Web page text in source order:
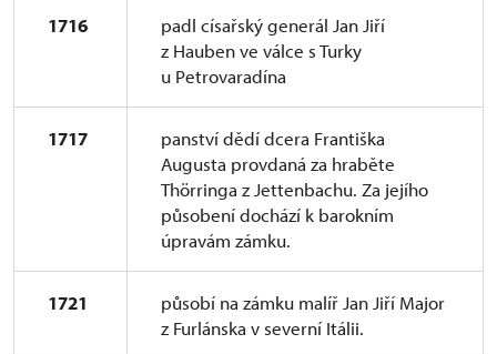
1716
padl císařský generál Jan Jiří
z Hauben ve válce s Turky
u Petrovaradína
1717
panství dědí dcera Františka
Augusta provdaná za hraběte
Thörringa z Jettenbachu. Za jejího
působení dochází k barokním
úpravám zámku.
1721
působí na zámku malíř Jan Jiří Major
z Furlánska v severní Itálii.